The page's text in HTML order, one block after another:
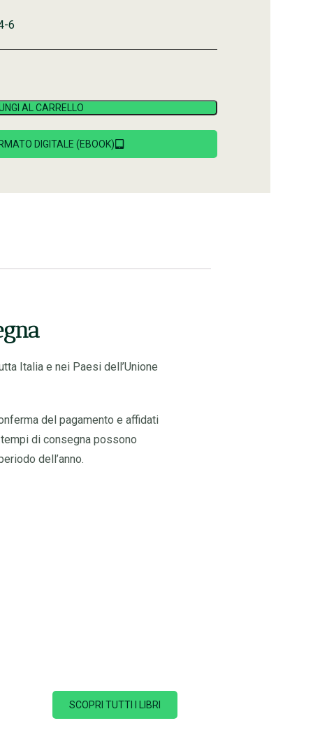
6
AL CARRELLO
DIGITALE (EBOOK)
Italia e nei Paesi dell’Unione
del pagamento e affidati
di consegna possono
dell’anno.
SCOPRI TUTTI I LIBRI